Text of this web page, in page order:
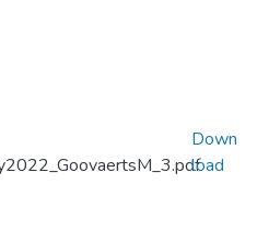
Down
load